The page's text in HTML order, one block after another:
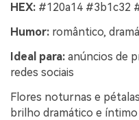
HEX: #120a14 #3b1c32
Humor: romântico,
Ideal para: anúncios de
redes sociais
Flores noturnas e
brilho dramático e